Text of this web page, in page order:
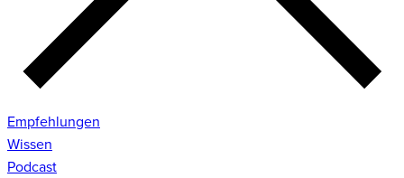
Empfehlungen
Wissen
Podcast